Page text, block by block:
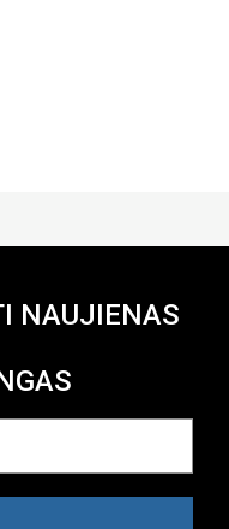
NAUJIENAS